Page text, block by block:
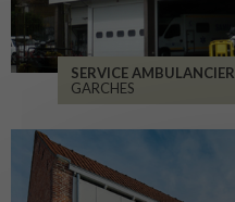
SERVICE AMBULANCIER
GARCHES